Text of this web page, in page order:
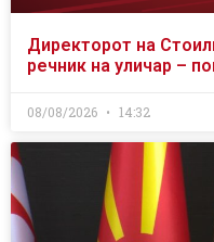
Директорот на
речник на уличар –
08/08/2026 14:32